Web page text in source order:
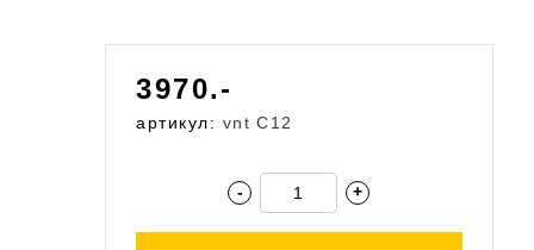
3970.-
артикул: vnt C12
- +